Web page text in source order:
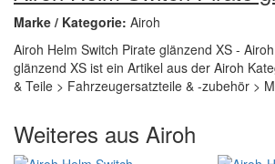
Marke / Kategorie: Airoh
Airoh Helm Switch Pirate glänzend XS -
glänzend XS ist ein Artikel aus der Airoh
& Teile > Fahrzeugersatzteile & -zubehör >
Weiteres aus Airoh